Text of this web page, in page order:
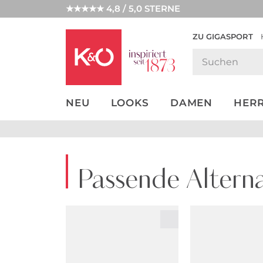
★★★★★ 4,8 / 5,0 STERNE
ZU GIGASPORT
NEU LOOKS DAMEN
NEW IN
WEDDING
Passende